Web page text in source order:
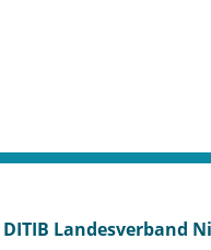
DITIB Landesverband